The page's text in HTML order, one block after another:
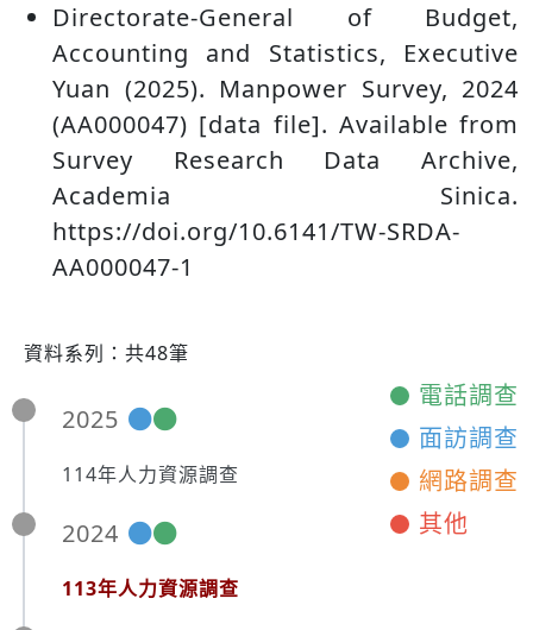
Directorate-General of Budget,
Accounting and Statistics, Executive
Yuan (2025). Manpower Survey, 2024
(AA000047) [data file]. Available from
Survey Research Data Archive,
Academia Sinica.
https://doi.org/10.6141/TW-SRDA-
AA000047-1
資料系列：共48筆
2025
114年人力資源調查
2024
113年人力資源調查
電話調查
面訪調查
網路調查
其他